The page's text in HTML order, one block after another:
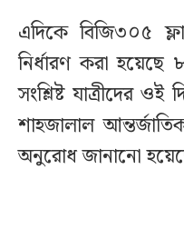
এদিকে বিজি৩০৫
নির্ধারণ করা
সংশ্লিষ্ট যাত্রীদের
শাহজালাল
অনুরোধ জানানো